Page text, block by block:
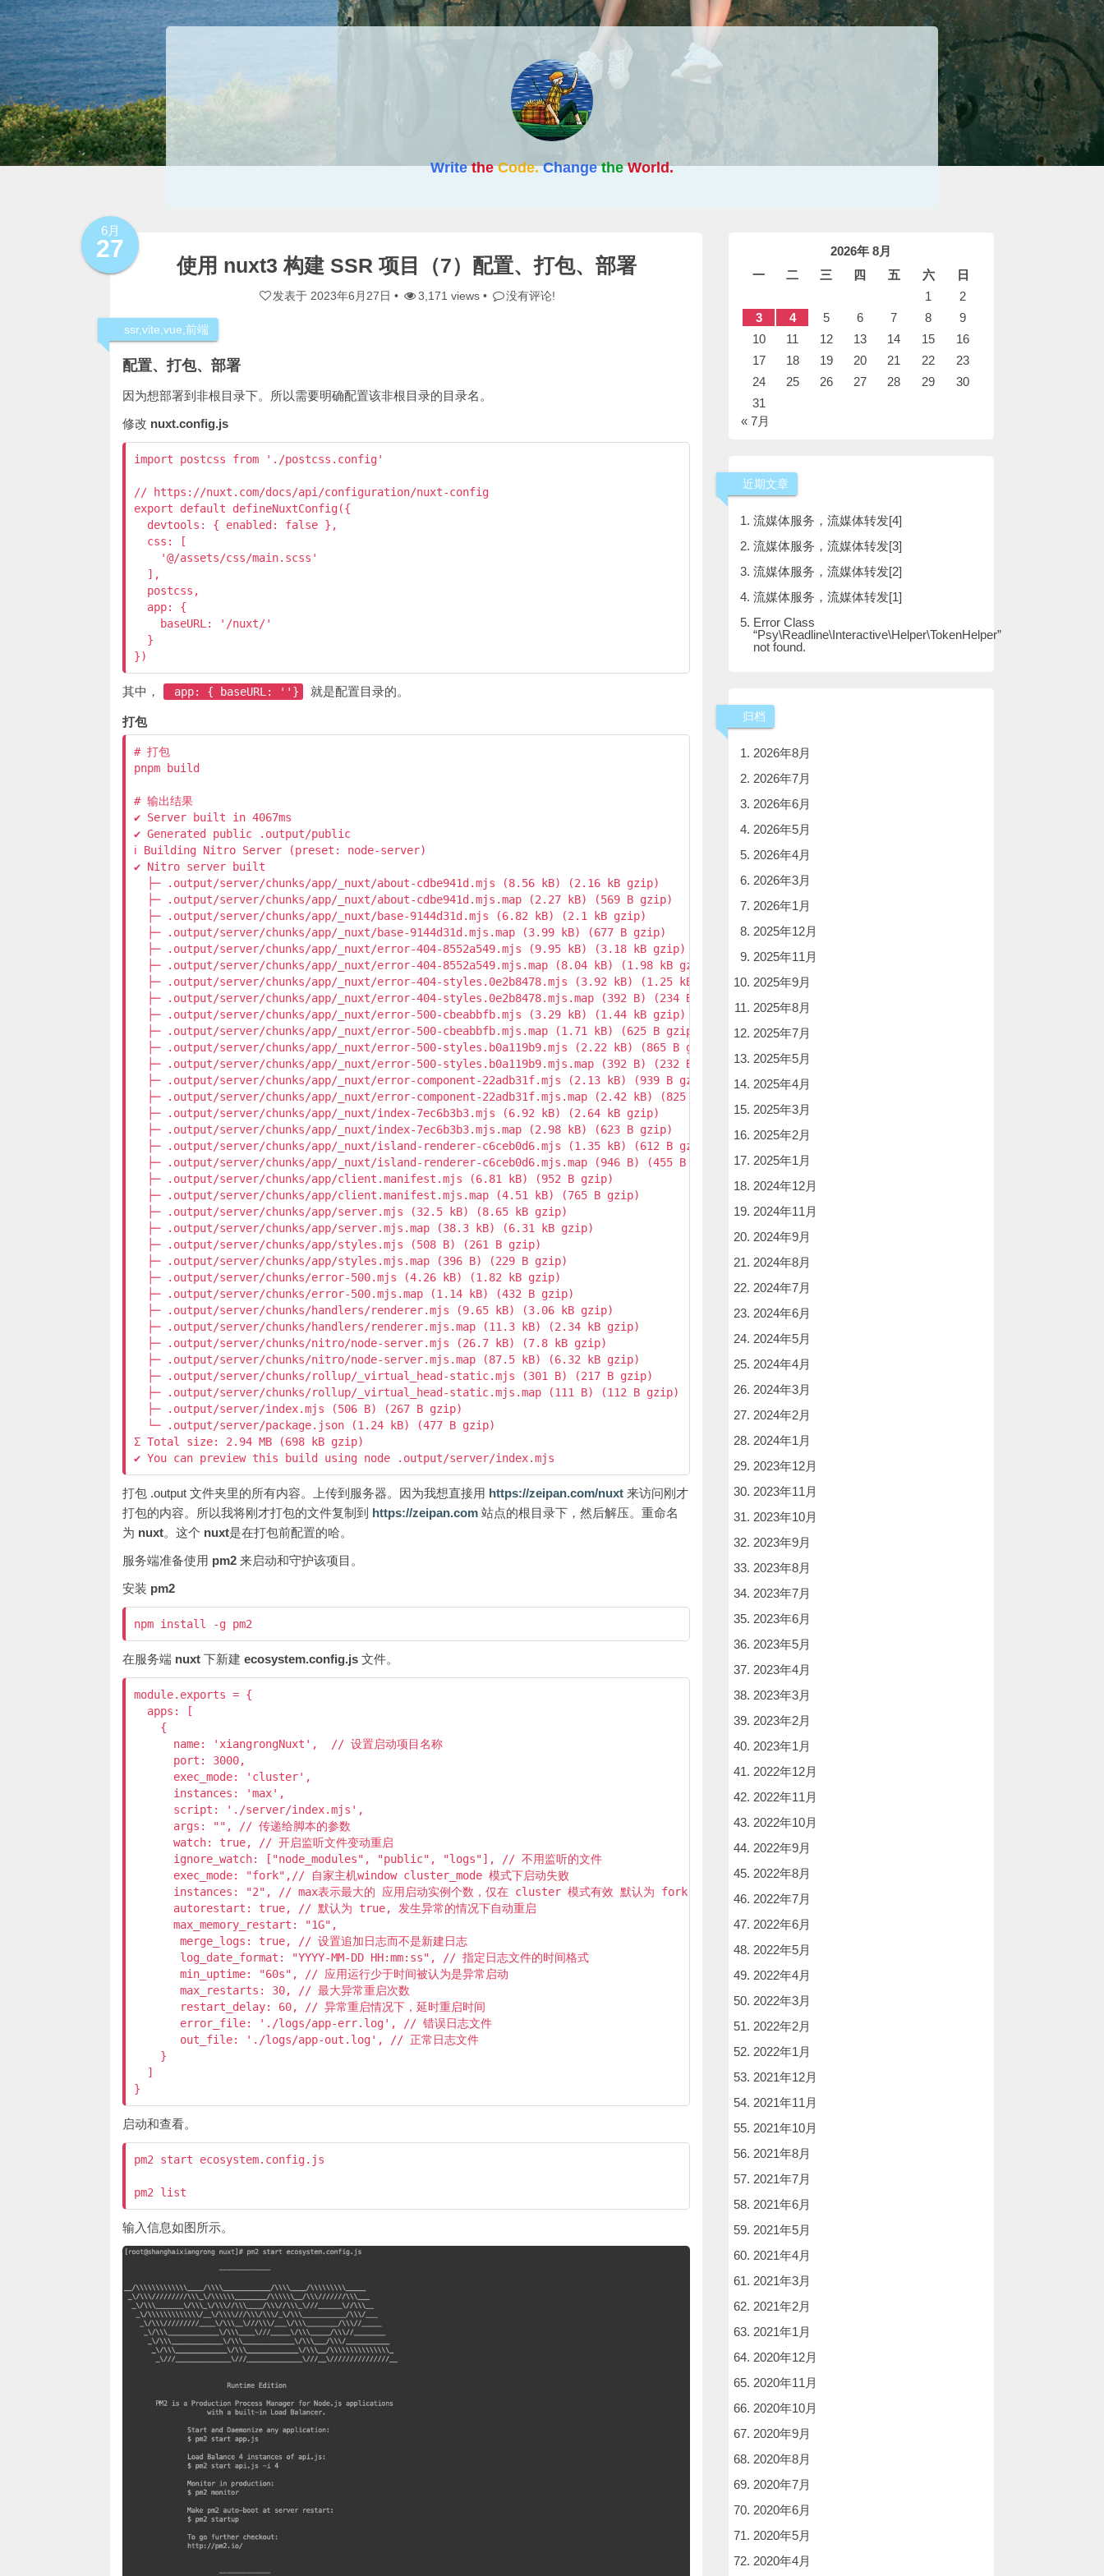
Write the Code. Change the World.
6月
27
使用 nuxt3 构建 SSR 项目（7）配置、打包、部署
发表于 2023年6月27日 • 3,171 views • 没有评论!
ssr,vite ,vue ,前端
配置、打包、部署
因为想部署到非根目录下。所以需要明确配置该非根目录的目录名。
修改 nuxt.config.js
import postcss from './postcss.config'
// https://nuxt.com/docs/api/configuration/nuxt-config
export default defineNuxtConfig({
  devtools: { enabled: false },
  css: [
    '@/assets/css/main.scss'
  ],
  postcss,
  app: {
    baseURL: '/nuxt/'
  }
})
其中， app: { baseURL: ''} 就是配置目录的。
打包
# 打包
pnpm build
# 输出结果
✔ Server built in 4067ms
✔ Generated public .output/public                                                                                                             nitro
ℹ Building Nitro Server (preset: node-server)                                                                                                 nitro
✔ Nitro server built                                                                                                                          nitro
  ├─ .output/server/chunks/app/_nuxt/about-cdbe941d.mjs (8.56 kB) (2.16 kB gzip)
  ├─ .output/server/chunks/app/_nuxt/about-cdbe941d.mjs.map (2.27 kB) (569 B gzip)
  ├─ .output/server/chunks/app/_nuxt/base-9144d31d.mjs (6.82 kB) (2.1 kB gzip)
  ├─ .output/server/chunks/app/_nuxt/base-9144d31d.mjs.map (3.99 kB) (677 B gzip)
  ├─ .output/server/chunks/app/_nuxt/error-404-8552a549.mjs (9.95 kB) (3.18 kB gzip)
  ├─ .output/server/chunks/app/_nuxt/error-404-8552a549.mjs.map (8.04 kB) (1.98 kB gzip)
  ├─ .output/server/chunks/app/_nuxt/error-404-styles.0e2b8478.mjs (3.92 kB) (1.25 kB gzip)
  ├─ .output/server/chunks/app/_nuxt/error-404-styles.0e2b8478.mjs.map (392 B) (234 B gzip)
  ├─ .output/server/chunks/app/_nuxt/error-500-cbeabbfb.mjs (3.29 kB) (1.44 kB gzip)
  ├─ .output/server/chunks/app/_nuxt/error-500-cbeabbfb.mjs.map (1.71 kB) (625 B gzip)
  ├─ .output/server/chunks/app/_nuxt/error-500-styles.b0a119b9.mjs (2.22 kB) (865 B gzip)
  ├─ .output/server/chunks/app/_nuxt/error-500-styles.b0a119b9.mjs.map (392 B) (232 B gzip)
  ├─ .output/server/chunks/app/_nuxt/error-component-22adb31f.mjs (2.13 kB) (939 B gzip)
  ├─ .output/server/chunks/app/_nuxt/error-component-22adb31f.mjs.map (2.42 kB) (825 B gzip)
  ├─ .output/server/chunks/app/_nuxt/index-7ec6b3b3.mjs (6.92 kB) (2.64 kB gzip)
  ├─ .output/server/chunks/app/_nuxt/index-7ec6b3b3.mjs.map (2.98 kB) (623 B gzip)
  ├─ .output/server/chunks/app/_nuxt/island-renderer-c6ceb0d6.mjs (1.35 kB) (612 B gzip)
  ├─ .output/server/chunks/app/_nuxt/island-renderer-c6ceb0d6.mjs.map (946 B) (455 B gzip)
  ├─ .output/server/chunks/app/client.manifest.mjs (6.81 kB) (952 B gzip)
  ├─ .output/server/chunks/app/client.manifest.mjs.map (4.51 kB) (765 B gzip)
  ├─ .output/server/chunks/app/server.mjs (32.5 kB) (8.65 kB gzip)
  ├─ .output/server/chunks/app/server.mjs.map (38.3 kB) (6.31 kB gzip)
  ├─ .output/server/chunks/app/styles.mjs (508 B) (261 B gzip)
  ├─ .output/server/chunks/app/styles.mjs.map (396 B) (229 B gzip)
  ├─ .output/server/chunks/error-500.mjs (4.26 kB) (1.82 kB gzip)
  ├─ .output/server/chunks/error-500.mjs.map (1.14 kB) (432 B gzip)
  ├─ .output/server/chunks/handlers/renderer.mjs (9.65 kB) (3.06 kB gzip)
  ├─ .output/server/chunks/handlers/renderer.mjs.map (11.3 kB) (2.34 kB gzip)
  ├─ .output/server/chunks/nitro/node-server.mjs (26.7 kB) (7.8 kB gzip)
  ├─ .output/server/chunks/nitro/node-server.mjs.map (87.5 kB) (6.32 kB gzip)
  ├─ .output/server/chunks/rollup/_virtual_head-static.mjs (301 B) (217 B gzip)
  ├─ .output/server/chunks/rollup/_virtual_head-static.mjs.map (111 B) (112 B gzip)
  ├─ .output/server/index.mjs (506 B) (267 B gzip)
  └─ .output/server/package.json (1.24 kB) (477 B gzip)
Σ Total size: 2.94 MB (698 kB gzip)
✔ You can preview this build using node .output/server/index.mjs
打包 .output 文件夹里的所有内容。上传到服务器。因为我想直接用 https://zeipan.com/nuxt 来访问刚才
打包的内容。所以我将刚才打包的文件复制到 https://zeipan.com 站点的根目录下，然后解压。重命名
为 nuxt。这个 nuxt是在打包前配置的哈。
服务端准备使用 pm2 来启动和守护该项目。
安装 pm2
npm install -g pm2
在服务端 nuxt 下新建ecosystem.config.js 文件。
module.exports = {
  apps: [
    {
      name: 'xiangrongNuxt',  // 设置启动项目名称
      port: 3000,
      exec_mode: 'cluster',
      instances: 'max',
      script: './server/index.mjs',
      args: "", // 传递给脚本的参数
      watch: true, // 开启监听文件变动重启
      ignore_watch: ["node_modules", "public", "logs"], // 不用监听的文件
      exec_mode: "fork",// 自家主机window cluster_mode 模式下启动失败
      instances: "2", // max表示最大的 应用启动实例个数，仅在 cluster 模式有效 默认为 fork
      autorestart: true, // 默认为 true, 发生异常的情况下自动重启
      max_memory_restart: "1G",
       merge_logs: true, // 设置追加日志而不是新建日志
       log_date_format: "YYYY-MM-DD HH:mm:ss", // 指定日志文件的时间格式
       min_uptime: "60s", // 应用运行少于时间被认为是异常启动
       max_restarts: 30, // 最大异常重启次数
       restart_delay: 60, // 异常重启情况下，延时重启时间
       error_file: './logs/app-err.log', // 错误日志文件
       out_file: './logs/app-out.log', // 正常日志文件
    }
  ]
}
启动和查看。
pm2 start ecosystem.config.js
pm2 list
输入信息如图所示。
2026年 8月
一
二 三 四 五 六
日
1
2
3
4 5 6 7 8
9
10
11 12 13 14 15
16
17
18 19 20 21 22
23
24
25 26 27 28 29
30
31
« 7月
近期文章
流媒体服务，流媒体转发[4]
流媒体服务，流媒体转发[3]
流媒体服务，流媒体转发[2]
流媒体服务，流媒体转发[1]
Error Class
“Psy\Readline\Interactive\Helper\TokenHelper”
not found.
归档
2026年8月
2026年7月
2026年6月
2026年5月
2026年4月
2026年3月
2026年1月
2025年12月
2025年11月
2025年9月
2025年8月
2025年7月
2025年5月
2025年4月
2025年3月
2025年2月
2025年1月
2024年12月
2024年11月
2024年9月
2024年8月
2024年7月
2024年6月
2024年5月
2024年4月
2024年3月
2024年2月
2024年1月
2023年12月
2023年11月
2023年10月
2023年9月
2023年8月
2023年7月
2023年6月
2023年5月
2023年4月
2023年3月
2023年2月
2023年1月
2022年12月
2022年11月
2022年10月
2022年9月
2022年8月
2022年7月
2022年6月
2022年5月
2022年4月
2022年3月
2022年2月
2022年1月
2021年12月
2021年11月
2021年10月
2021年8月
2021年7月
2021年6月
2021年5月
2021年4月
2021年3月
2021年2月
2021年1月
2020年12月
2020年11月
2020年10月
2020年9月
2020年8月
2020年7月
2020年6月
2020年5月
2020年4月